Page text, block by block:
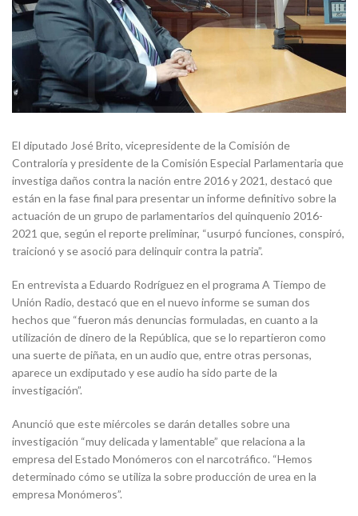
El diputado José Brito, vicepresidente de la Comisión de
Contraloría y presidente de la Comisión Especial Parlamentaria que
investiga daños contra la nación entre 2016 y 2021, destacó que
están en la fase final para presentar un informe definitivo sobre la
actuación de un grupo de parlamentarios del quinquenio 2016-
2021 que, según el reporte preliminar, “usurpó funciones, conspiró,
traicionó y se asoció para delinquir contra la patria”.
En entrevista a Eduardo Rodríguez en el programa A Tiempo de
Unión Radio, destacó que en el nuevo informe se suman dos
hechos que “fueron más denuncias formuladas, en cuanto a la
utilización de dinero de la República, que se lo repartieron como
una suerte de piñata, en un audio que, entre otras personas,
aparece un exdiputado y ese audio ha sido parte de la
investigación”.
Anunció que este miércoles se darán detalles sobre una
investigación “muy delicada y lamentable” que relaciona a la
empresa del Estado Monómeros con el narcotráfico. “Hemos
determinado cómo se utiliza la sobre producción de urea en la
empresa Monómeros”.